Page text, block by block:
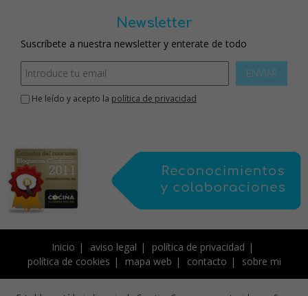
Newsletter
Suscríbete a nuestra newsletter y enterate de todo
ENVIAR
He leído y acepto la política de privacidad
Inicio aviso legal
política de privacidad
política de cookies
mapa web contacto sobre mi